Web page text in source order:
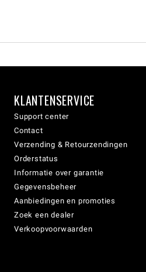
KLANTENSERVICE
Support center
Contact
Verzending & Retourzendingen
Orderstatus
Informatie over garantie
Gegevensbeheer
Aanbiedingen en promoties
Zoek een dealer
Verkoopvoorwaarden